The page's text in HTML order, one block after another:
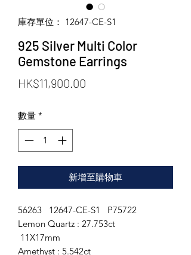
庫存單位： 12647-CE-S1
925 Silver Multi Color
Gemstone Earrings
HK$11,900.00
數量 *
新增至購物車
56263 12647-CE-S1 P75722
Lemon Quartz : 27.753ct
11X17mm
Amethyst : 5.542ct